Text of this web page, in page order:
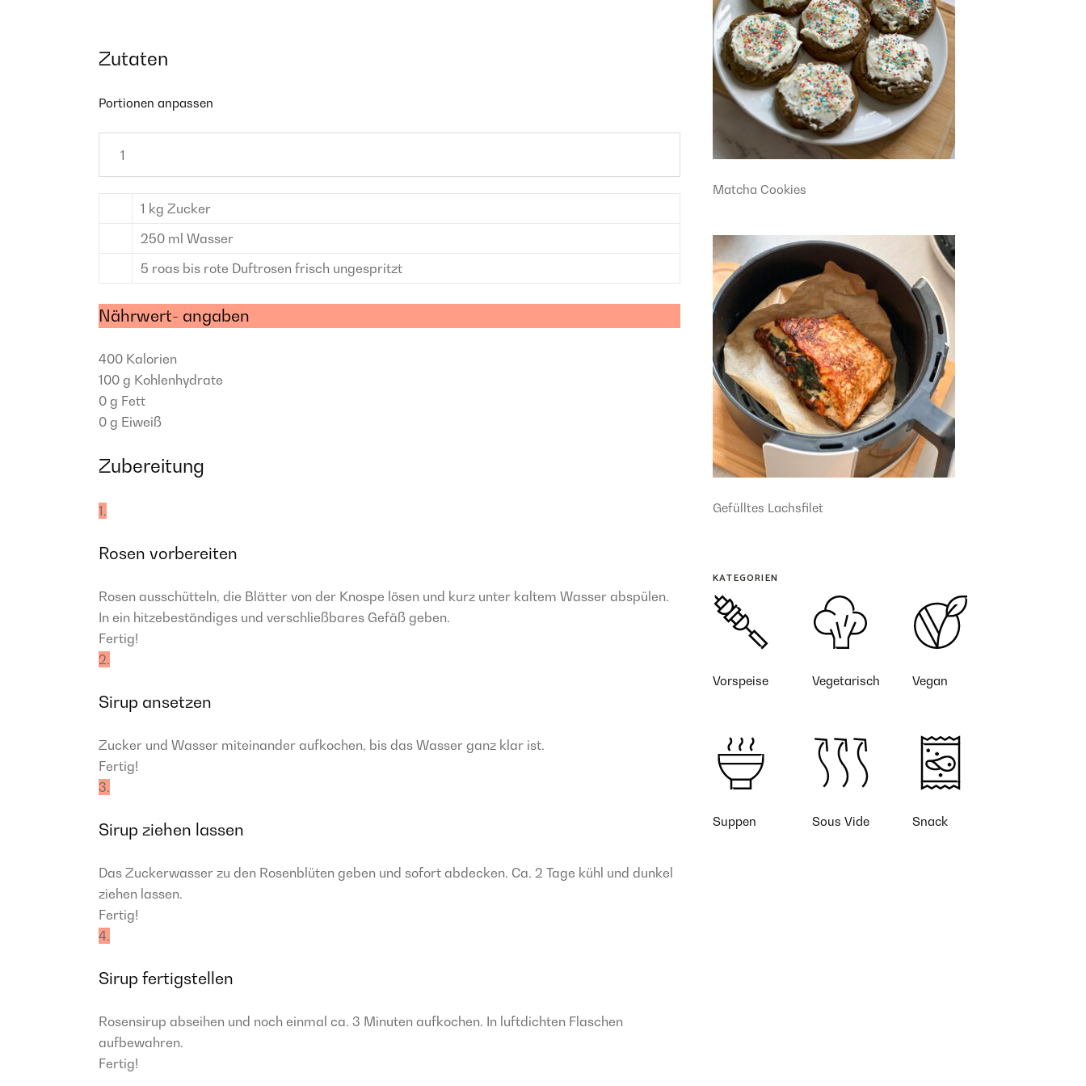
Zutaten
Portionen anpassen
1 kg Zucker
250 ml Wasser
5 roas bis rote Duftrosen frisch ungespritzt
Nährwert- angaben
400 Kalorien
100 g Kohlenhydrate
0 g Fett
0 g Eiweiß
Zubereitung
1.
Rosen vorbereiten
Rosen ausschütteln, die Blätter von der Knospe lösen und kurz unter kaltem Wasser abspülen.
In ein hitzebeständiges und verschließbares Gefäß geben.
Fertig!
2.
Sirup ansetzen
Zucker und Wasser miteinander aufkochen, bis das Wasser ganz klar ist.
Fertig!
3.
Sirup ziehen lassen
Das Zuckerwasser zu den Rosenblüten geben und sofort abdecken. Ca. 2 Tage kühl und dunkel
ziehen lassen.
Fertig!
4.
Sirup fertigstellen
Rosensirup abseihen und noch einmal ca. 3 Minuten aufkochen. In luftdichten Flaschen
aufbewahren.
Fertig!
Matcha Cookies
Gefülltes Lachsfilet
KATEGORIEN
Vorspeise Vegetarisch Vegan
Suppen Sous Vide Snack